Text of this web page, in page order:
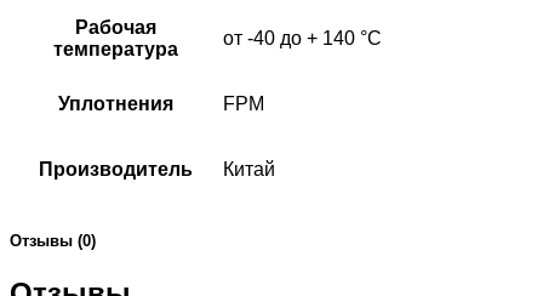
Рабочая
температура
от -40 до + 140 °C
Уплотнения FPM
Производитель Китай
Отзывы (0)